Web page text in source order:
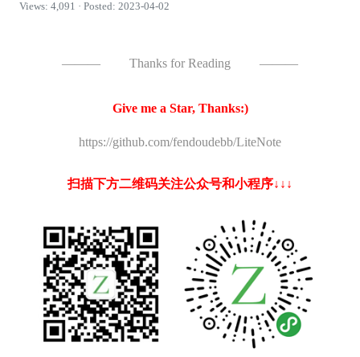
Views: 4,091 · Posted: 2023-04-02
——— Thanks for Reading ———
Give me a Star, Thanks:)
https://github.com/fendoudebb/LiteNote
扫描下方二维码关注公众号和小程序↓↓↓